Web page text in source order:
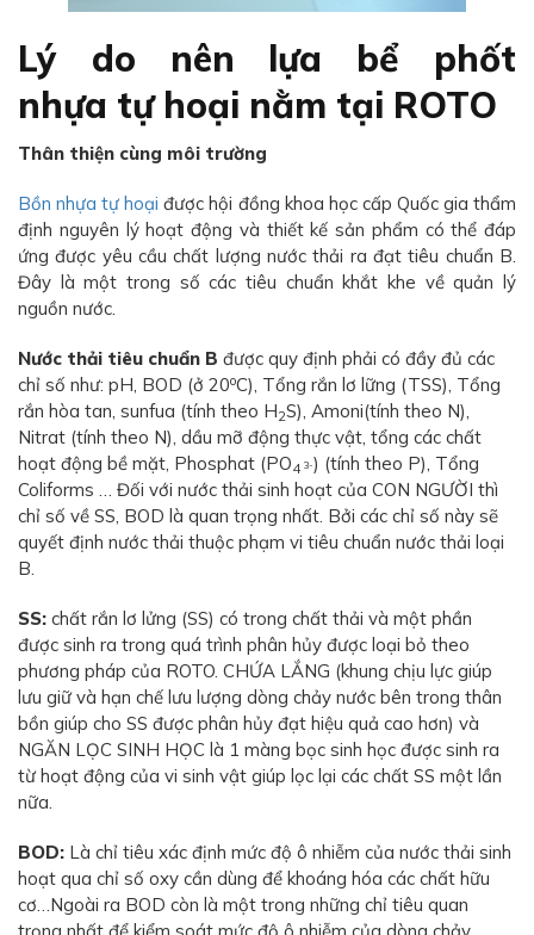
Lý do nên lựa bể phốt
nhựa tự hoại nằm tại ROTO
Thân thiện cùng môi trường
Bồn nhựa tự hoại được hội đồng khoa học cấp Quốc gia thẩm
định nguyên lý hoạt động và thiết kế sản phẩm có thể đáp
ứng được yêu cầu chất lượng nước thải ra đạt tiêu chuẩn B.
Đây là một trong số các tiêu chuẩn khắt khe về quản lý
nguồn nước.
Nước thải tiêu chuẩn B được quy định phải có đầy đủ các
chỉ số như: pH, BOD (ở 20oC), Tổng rắn lơ lững (TSS), Tổng
rắn hòa tan, sunfua (tính theo H2S), Amoni(tính theo N),
Nitrat (tính theo N), dầu mỡ động thực vật, tổng các chất
hoạt động bề mặt, Phosphat (PO4 3-) (tính theo P), Tổng
Coliforms … Đối với nước thải sinh hoạt của CON NGƯỜI thì
chỉ số về SS, BOD là quan trọng nhất. Bởi các chỉ số này sẽ
quyết định nước thải thuộc phạm vi tiêu chuẩn nước thải loại
B.
SS: chất rắn lơ lửng (SS) có trong chất thải và một phần
được sinh ra trong quá trình phân hủy được loại bỏ theo
phương pháp của ROTO. CHỨA LẮNG (khung chịu lực giúp
lưu giữ và hạn chế lưu lượng dòng chảy nước bên trong thân
bồn giúp cho SS được phân hủy đạt hiệu quả cao hơn) và
NGĂN LỌC SINH HỌC là 1 màng bọc sinh học được sinh ra
từ hoạt động của vi sinh vật giúp lọc lại các chất SS một lần
nữa.
BOD: Là chỉ tiêu xác định mức độ ô nhiễm của nước thải sinh
hoạt qua chỉ số oxy cần dùng để khoáng hóa các chất hữu
cơ…Ngoài ra BOD còn là một trong những chỉ tiêu quan